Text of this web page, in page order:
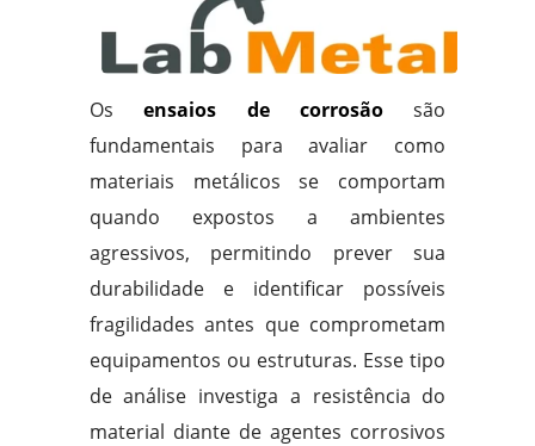
Osensaios de corrosãosão
fundamentais para avaliar como
materiais metálicos se comportam
quando expostos a ambientes
agressivos, permitindo prever sua
durabilidade e identificar possíveis
fragilidades antes que comprometam
equipamentos ou estruturas. Esse tipo
de análise investiga a resistência do
material diante de agentes corrosivos